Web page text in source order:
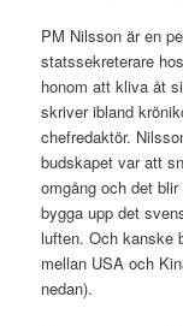
PM Nilsson är en
statssekreterare
honom att kliva åt
skriver ibland
chefredaktör.
budskapet var att
omgång och det
bygga upp det
luften. Och kanske
mellan USA och
nedan).